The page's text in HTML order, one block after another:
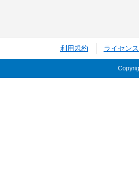
利用規約 ライセン